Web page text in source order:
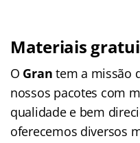
Materiais
O Grantem a missão
nossos pacotes com
qualidade e bem
oferecemos diversos